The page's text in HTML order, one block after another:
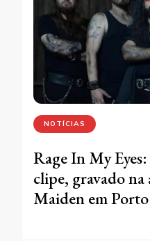
NOTÍCIAS
Rage In My
clipe, gravado
Maiden em